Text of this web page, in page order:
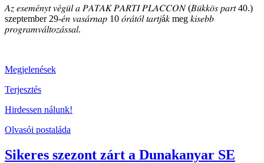
𝐴𝑧 𝑒𝑠𝑒𝑚𝑒́𝑛𝑦𝑡 𝑣𝑒́𝑔𝑢̈𝑙 𝑎 𝑃𝐴𝑇𝐴𝐾 𝑃𝐴𝑅𝑇𝐼 𝑃𝐿𝐴𝐶𝐶𝑂𝑁 (𝐵𝑢̈𝑘𝑘𝑜̈𝑠 𝑝𝑎𝑟𝑡 40.)
szeptember 29-𝑒́𝑛 𝑣𝑎𝑠𝑎́𝑟𝑛𝑎𝑝 10 𝑜́𝑟𝑎́𝑡𝑜́𝑙 𝑡𝑎𝑟𝑡𝑗á𝑘 meg 𝑘𝑖𝑠𝑒𝑏𝑏
𝑝𝑟𝑜𝑔𝑟𝑎𝑚𝑣𝑎́𝑙𝑡𝑜𝑧𝑎́𝑠𝑠𝑎𝑙.
Megjelenések
Terjesztés
Hirdessen nálunk!
Olvasói postaláda
Sikeres szezont zárt a Dunakanyar SE